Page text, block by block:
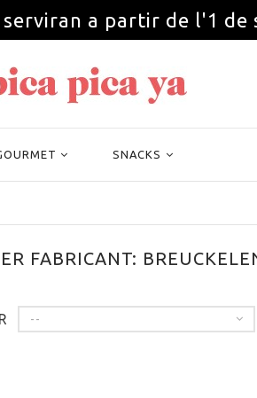
serviran a partir de l'1 de
SNACKS
FABRICANT:
--